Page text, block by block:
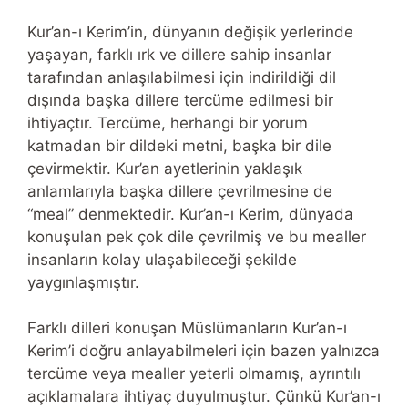
Kur’an-ı Kerim’in, dünyanın değişik yerlerinde
yaşayan, farklı ırk ve dillere sahip insanlar
tarafından anlaşılabilmesi için indirildiği dil
dışında başka dillere tercüme edilmesi bir
ihtiyaçtır. Tercüme, herhangi bir yorum
katmadan bir dildeki metni, başka bir dile
çevirmektir. Kur’an ayetlerinin yaklaşık
anlamlarıyla başka dillere çevrilmesine de
“meal” denmektedir. Kur’an-ı Kerim, dünyada
konuşulan pek çok dile çevrilmiş ve bu mealler
insanların kolay ulaşabileceği şekilde
yaygınlaşmıştır.
Farklı dilleri konuşan Müslümanların Kur’an-ı
Kerim’i doğru anlayabilmeleri için bazen yalnızca
tercüme veya mealler yeterli olmamış, ayrıntılı
açıklamalara ihtiyaç duyulmuştur. Çünkü Kur’an-ı